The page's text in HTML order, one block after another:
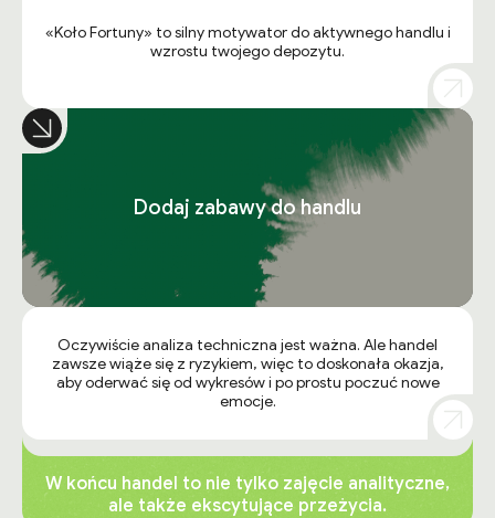
«Koło Fortuny» to silny motywator do aktywnego handlu i
wzrostu twojego depozytu.
Dodaj zabawy do handlu
Oczywiście analiza techniczna jest ważna. Ale handel
zawsze wiąże się z ryzykiem, więc to doskonała okazja,
aby oderwać się od wykresów i po prostu poczuć nowe
emocje.
W końcu handel to nie tylko zajęcie analityczne,
ale także ekscytujące przeżycia.